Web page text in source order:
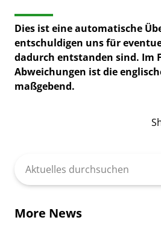
Dies ist eine automatische
entschuldigen uns für
dadurch entstanden sind. Im
Abweichungen ist die
maßgebend.
for:
More News